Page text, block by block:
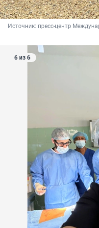
Источник: пресс-центр
6 из 6